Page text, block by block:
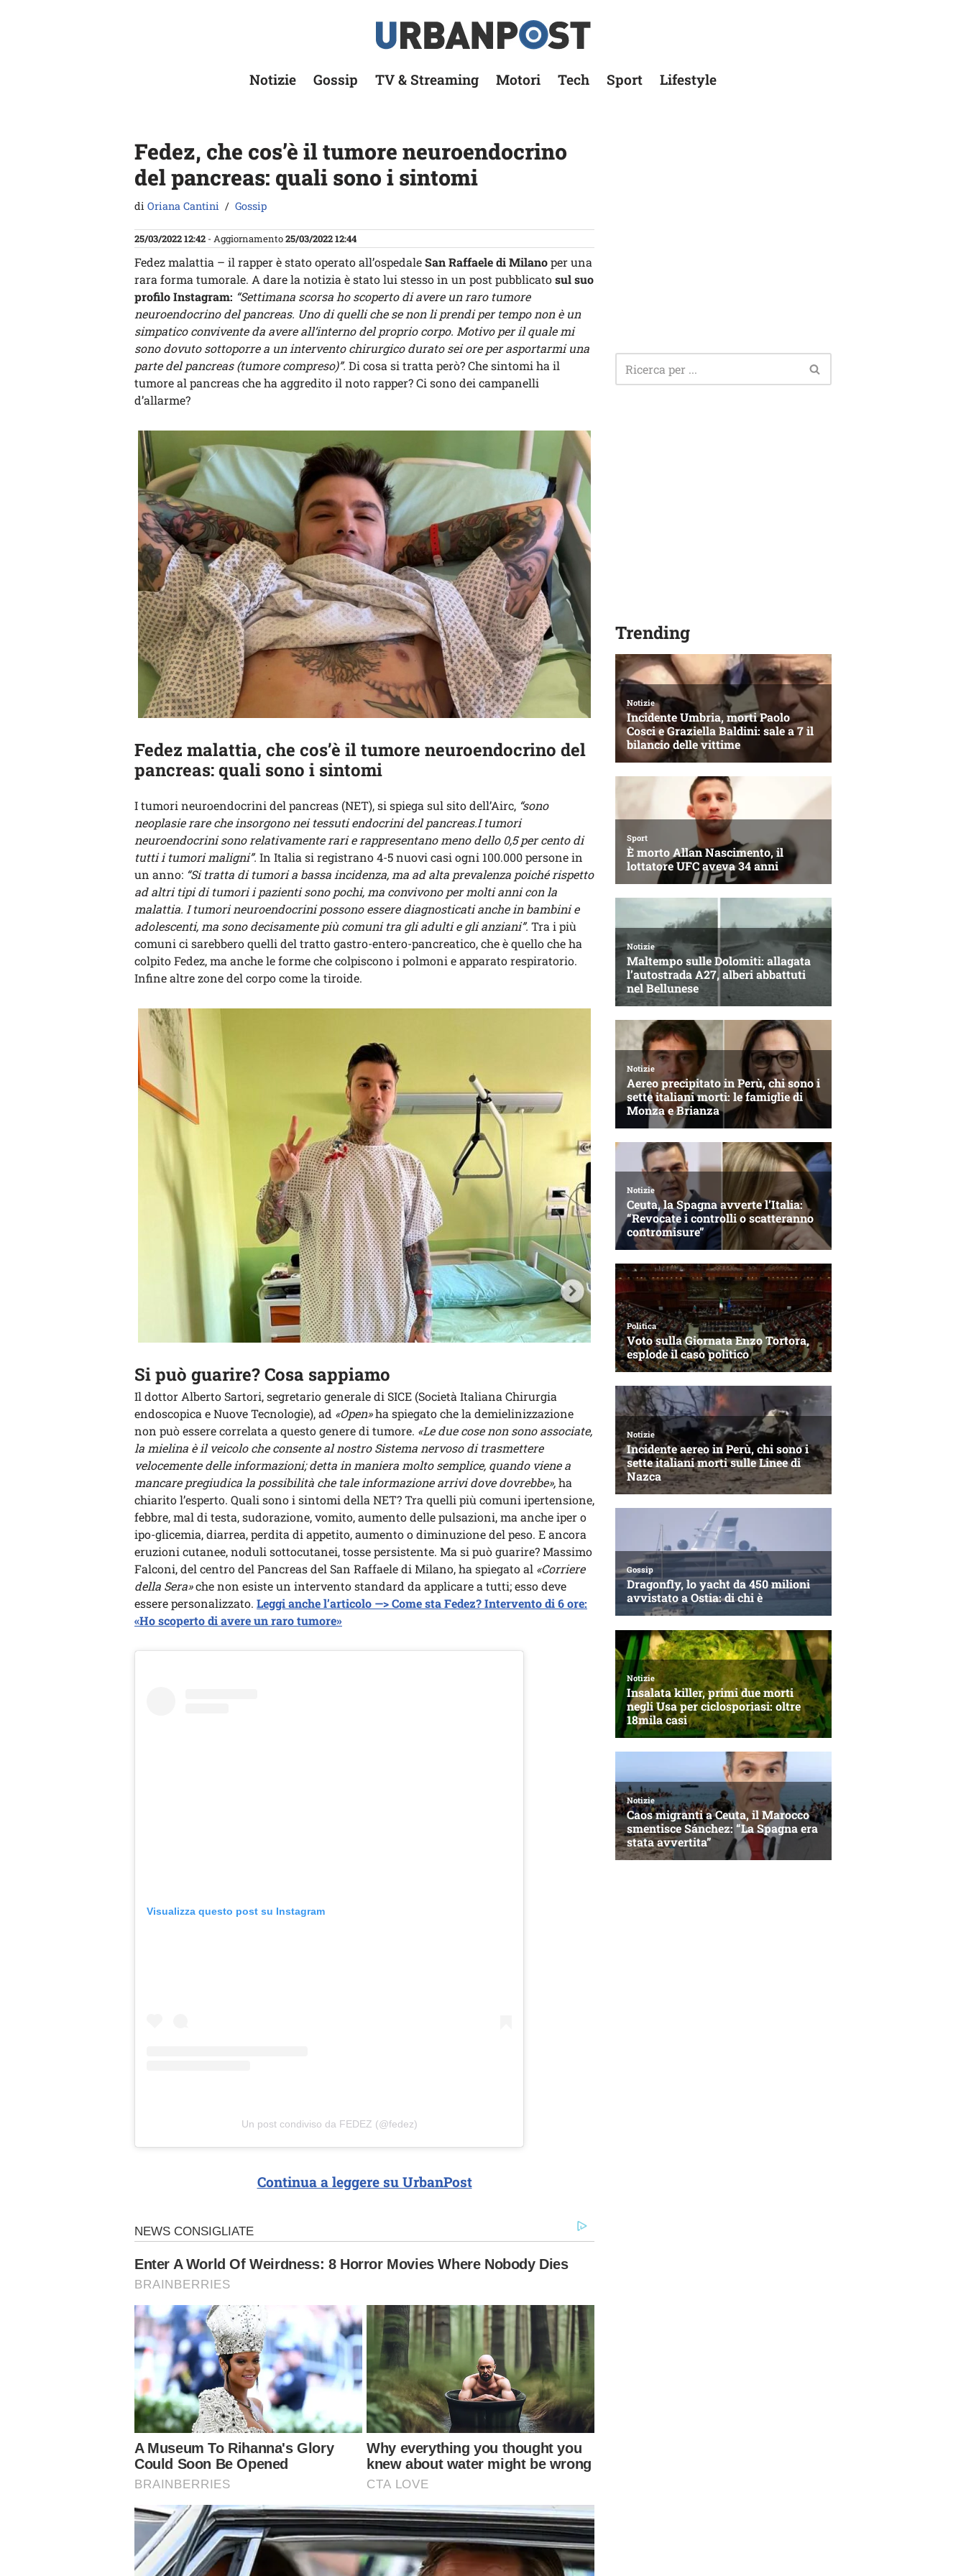
Notizie Gossip TV & Streaming Motori Tech Sport Lifestyle
Fedez, che cos’è il tumore neuroendocrino
del pancreas: quali sono i sintomi
di Oriana Cantini Gossip
25/03/2022 12:42 - Aggiornamento25/03/2022 12:44
Fedez malattia – il rapper è stato operato all’ospedaleSan Raffaele di Milanoper una
rara forma tumorale. A dare la notizia è stato lui stesso in un post pubblicatosul suo
profilo Instagram: “Settimana scorsa ho scoperto di avere un raro tumore
neuroendocrino del pancreas. Uno di quelli che se non li prendi per tempo non è un
simpatico convivente da avere all’interno del proprio corpo. Motivo per il quale mi
sono dovuto sottoporre a un intervento chirurgico durato sei ore per asportarmi una
parte del pancreas (tumore compreso)”. Di cosa si tratta però? Che sintomi ha il
tumore al pancreas che ha aggredito il noto rapper? Ci sono dei campanelli
d’allarme?
Fedez malattia, che cos’è il tumore neuroendocrino del
pancreas: quali sono i sintomi
I tumori neuroendocrini del pancreas (NET), si spiega sul sito dell’Airc, “sono
neoplasie rare che insorgono nei tessuti endocrini del pancreas.I tumori
neuroendocrini sono relativamente rari e rappresentano meno dello 0,5 per cento di
tutti i tumori maligni”. In Italia si registrano 4-5 nuovi casi ogni 100.000 persone in
un anno: “Si tratta di tumori a bassa incidenza, ma ad alta prevalenza poiché rispetto
ad altri tipi di tumori i pazienti sono pochi, ma convivono per molti anni con la
malattia. I tumori neuroendocrini possono essere diagnosticati anche in bambini e
adolescenti, ma sono decisamente più comuni tra gli adulti e gli anziani”. Tra i più
comuni ci sarebbero quelli del tratto gastro-entero-pancreatico, che è quello che ha
colpito Fedez, ma anche le forme che colpiscono i polmoni e apparato respiratorio.
Infine altre zone del corpo come la tiroide.
Si può guarire? Cosa sappiamo
Il dottor Alberto Sartori, segretario generale di SICE (Società Italiana Chirurgia
endoscopica e Nuove Tecnologie), ad «Open»ha spiegato che la demielinizzazione
non può essere correlata a questo genere di tumore. «Le due cose non sono associate,
la mielina è il veicolo che consente al nostro Sistema nervoso di trasmettere
velocemente delle informazioni; detta in maniera molto semplice, quando viene a
mancare pregiudica la possibilità che tale informazione arrivi dove dovrebbe»,ha
chiarito l’esperto. Quali sono i sintomi della NET? Tra quelli più comuni ipertensione,
febbre, mal di testa, sudorazione, vomito, aumento delle pulsazioni, ma anche iper o
ipo-glicemia, diarrea, perdita di appetito, aumento o diminuzione del peso. E ancora
eruzioni cutanee, noduli sottocutanei, tosse persistente. Ma si può guarire? Massimo
Falconi, del centro del Pancreas del San Raffaele di Milano, ha spiegato al «Corriere
della Sera»che non esiste un intervento standard da applicare a tutti; esso deve
essere personalizzato. Leggi anche l’articolo —> Come sta Fedez? Intervento di 6 ore:
«Ho scoperto di avere un raro tumore»
Visualizza questo post su Instagram
Un post condiviso da FEDEZ (@fedez)
Continua a leggere su UrbanPost
Trending